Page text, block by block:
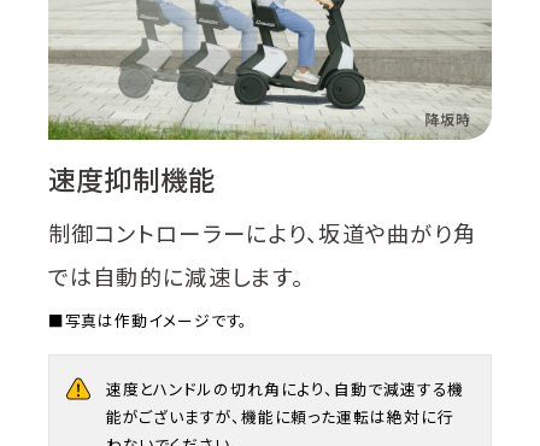
速度抑制機能
制御コントローラーにより、坂道や曲がり角
では自動的に減速します。
■写真は作動イメージです。
速度とハンドルの切れ角により、自動で減速する機
能がございますが、機能に頼った運転は絶対に行